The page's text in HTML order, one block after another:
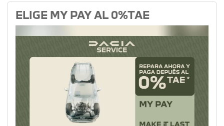
ELIGE MY PAY AL 0%TAE